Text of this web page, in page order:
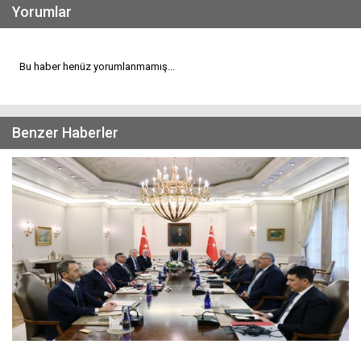
Yorumlar
Bu haber henüz yorumlanmamış...
Benzer Haberler